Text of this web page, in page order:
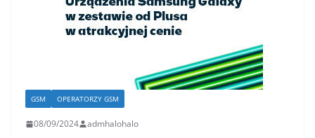
GSM OPERATORZY GSM
08/09/2024 admhalohalo